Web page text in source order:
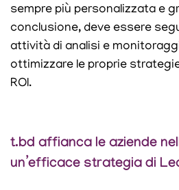
sempre più personalizzata e
conclusione, deve essere
attività di analisi e
ottimizzare le proprie
ROI.
t.bd affianca le aziende
un’efficace strategia di